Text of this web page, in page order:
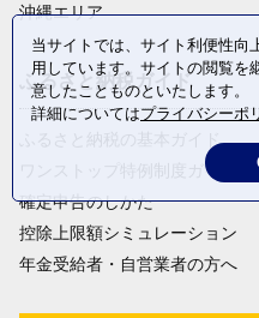
沖縄エリア
ふるさと納税ガイド
ふるさと納税の基本ガイド
ワンストップ特例制度ガイド
確定申告のしかた
控除上限額シミュレーション
年金受給者・自営業者の方へ
当サイトでは、サイト利便性向
用しています。サイトの閲覧を
意したことものといたします。
詳細についてはプライバシーポ